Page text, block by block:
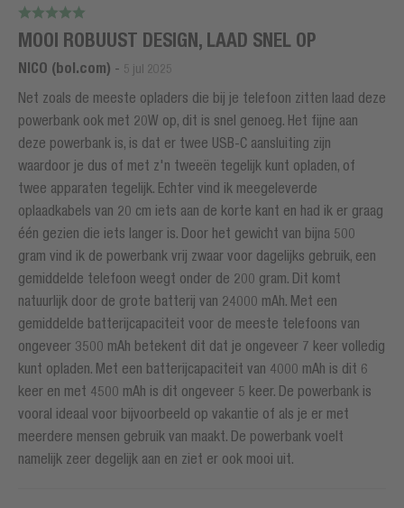
MOOI ROBUUST DESIGN, LAAD SNEL OP
NlCO (bol.com) - 5 jul 2025
Net zoals de meeste opladers die bij je telefoon zitten laad deze
powerbank ook met 20W op, dit is snel genoeg. Het fijne aan
deze powerbank is, is dat er twee USB-C aansluiting zijn
waardoor je dus of met z'n tweeën tegelijk kunt opladen, of
twee apparaten tegelijk. Echter vind ik meegeleverde
oplaadkabels van 20 cm iets aan de korte kant en had ik er graag
één gezien die iets langer is. Door het gewicht van bijna 500
gram vind ik de powerbank vrij zwaar voor dagelijks gebruik, een
gemiddelde telefoon weegt onder de 200 gram. Dit komt
natuurlijk door de grote batterij van 24000 mAh. Met een
gemiddelde batterijcapaciteit voor de meeste telefoons van
ongeveer 3500 mAh betekent dit dat je ongeveer 7 keer volledig
kunt opladen. Met een batterijcapaciteit van 4000 mAh is dit 6
keer en met 4500 mAh is dit ongeveer 5 keer. De powerbank is
vooral ideaal voor bijvoorbeeld op vakantie of als je er met
meerdere mensen gebruik van maakt. De powerbank voelt
namelijk zeer degelijk aan en ziet er ook mooi uit.